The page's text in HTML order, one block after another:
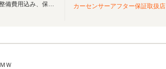
♪全車安心のお支払総額表示♪入庫時整備費用込み、保証も距離無制限の1年付きです♪
カーセンサーアフター保証取扱店
Ｗ